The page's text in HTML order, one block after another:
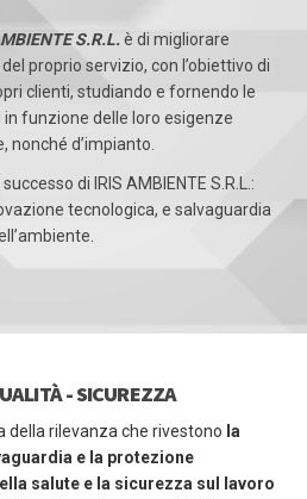
S.R.L.è di migliorare
proprio servizio, con l’obiettivo di
clienti, studiando e fornendo le
funzione delle loro esigenze
nonché d’impianto.
di IRIS AMBIENTE S.R.L.:
tecnologica, e salvaguardia
- SICUREZZA
della rilevanza che rivestono la
e la protezione
salute e la sicurezza sul lavoro